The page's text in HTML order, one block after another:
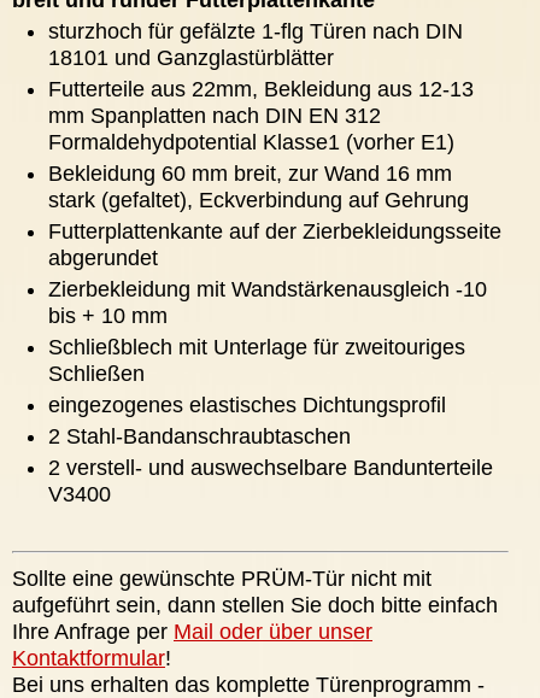
sturzhoch für gefälzte 1-flg Türen nach DIN
18101 und Ganzglastürblätter
Futterteile aus 22mm, Bekleidung aus 12-13
mm Spanplatten nach DIN EN 312
Formaldehydpotential Klasse1 (vorher E1)
Bekleidung 60 mm breit, zur Wand 16 mm
stark (gefaltet), Eckverbindung auf Gehrung
Futterplattenkante auf der Zierbekleidungsseite
abgerundet
Zierbekleidung mit Wandstärkenausgleich -10
bis + 10 mm
Schließblech mit Unterlage für zweitouriges
Schließen
eingezogenes elastisches Dichtungsprofil
2 Stahl-Bandanschraubtaschen
2 verstell- und auswechselbare Bandunterteile
V3400
Sollte eine gewünschte PRÜM-Tür nicht mit
aufgeführt sein, dann stellen Sie doch bitte einfach
Ihre Anfrage per Mail oder über unser
Kontaktformular!
Bei uns erhalten das komplette Türenprogramm -